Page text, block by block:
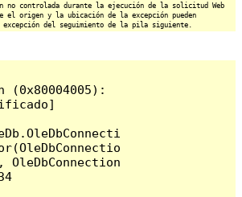
no controlada durante la ejecución de la solicitud Web
el origen y la ubicación de la excepción pueden
del seguimiento de la pila siguiente.
(0x80004005):